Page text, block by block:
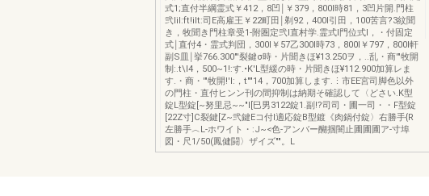
式1;直付半綱霊式￥412，8凹￨￥379，800I時81，3凹片開.門柱
弐Iil:ft!ilt:司E高雇王￥22町田￨剃92，400I引田，100苦言?3紋聞
き，牧聞き門柱章受1-附圏定弐l直村学.霊式l門位式I，・付固定
式￨直付4・霊式判団，300I￥57乙300I時73，800I￥797，800I軒
副S皿￨挙766.300"'裂鍵σ時・片聞きほ¥13.250ヲ，..乱・商'"牧開
制:.t\l4，500~1!:す.•K'L型緩の時・片聞きほ¥112.900加算レま
す.・商・'"牧開!'I:，t""14，700加算します.⋮市EE宮司脚色以外
の門柱・直付ヒンン刊の間抑制は納期そ確認して〈どさい.K型
錠L型錠[~努里忌~~"l[巳男3122錠1.副!?司司・圃一司・・F型錠
[22Z寸]C裂鍵[Z~弐鍵Eコ付l適応錠B型鍍《肉鍋付錠〉右勝手{R
左勝手︿L-ホワイト・:J~<色-アンバー醐掴闇止圃圃圃ア-寸埠
図・尺1/50(鳳健闘〉ザイズ""。L